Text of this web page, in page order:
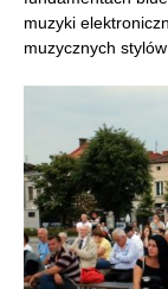
muzyki
muzycznych